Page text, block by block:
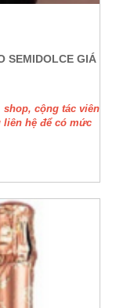
SEMIDOLCE GIÁ
shop, cộng tác viên
liên hệ để có mức